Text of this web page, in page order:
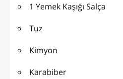
1 Yemek Kaşığı Salça
Tuz
Kimyon
Karabiber